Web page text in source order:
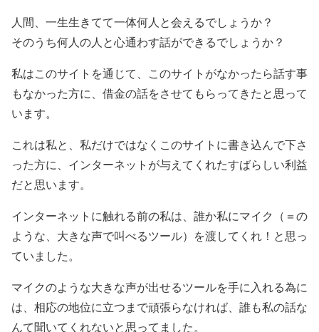
人間、一生生きてて一体何人と会えるでしょうか？
そのうち何人の人と心通わす話ができるでしょうか？
私はこのサイトを通じて、このサイトがなかったら話す事
もなかった方に、借金の話をさせてもらってきたと思って
います。
これは私と、私だけではなくこのサイトに書き込んで下さ
った方に、インターネットが与えてくれたすばらしい利益
だと思います。
インターネットに触れる前の私は、誰か私にマイク（＝の
ような、大きな声で叫べるツール）を渡してくれ！と思っ
ていました。
マイクのような大きな声が出せるツールを手に入れる為に
は、相応の地位に立つまで頑張らなければ、誰も私の話な
んて聞いてくれないと思ってました。